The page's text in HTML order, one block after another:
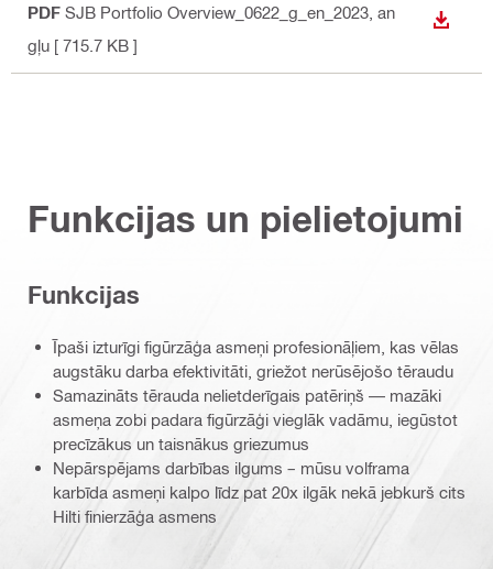
PDF SJB Portfolio Overview_0622_g_en_2023 , an
gļu [ 715.7 KB ]
Funkcijas un pielietojumi
Funkcijas
Īpaši izturīgi figūrzāģa asmeņi profesionāļiem, kas vēlas
augstāku darba efektivitāti, griežot nerūsējošo tēraudu
Samazināts tērauda nelietderīgais patēriņš — mazāki
asmeņa zobi padara figūrzāģi vieglāk vadāmu, iegūstot
precīzākus un taisnākus griezumus
Nepārspējams darbības ilgums – mūsu volframa
karbīda asmeņi kalpo līdz pat 20x ilgāk nekā jebkurš cits
Hilti finierzāģa asmens